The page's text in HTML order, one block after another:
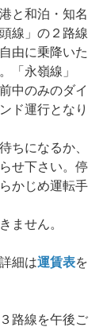
と和泊・知名
線」の２路線
由に乗降いた
「永嶺線」
中のみのダイ
ド運行となり
ちになるか、
せ下さい。停
かじめ運転手
ません。
細は運賃表を
路線を午後ご